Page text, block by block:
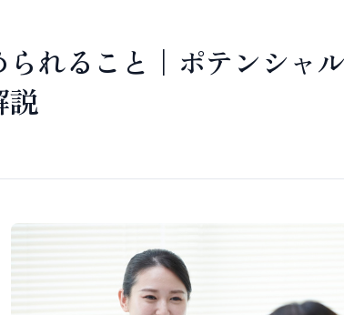
れること｜ポテンシャ
説